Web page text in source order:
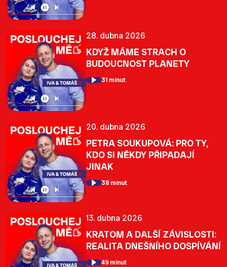
28. dubna 2026
KDYŽ MÁME STRACH O
BUDOUCNOST PLANETY
31 minut
20. dubna 2026
PETRA SOUKUPOVÁ: PRO TY,
KDO SI NĚKDY PŘIPADAJÍ
JINAK
38 minut
13. dubna 2026
KRATOM A DALŠÍ ZÁVISLOSTI:
REALITA DNEŠNÍHO DOSPÍVÁNÍ
49 minut